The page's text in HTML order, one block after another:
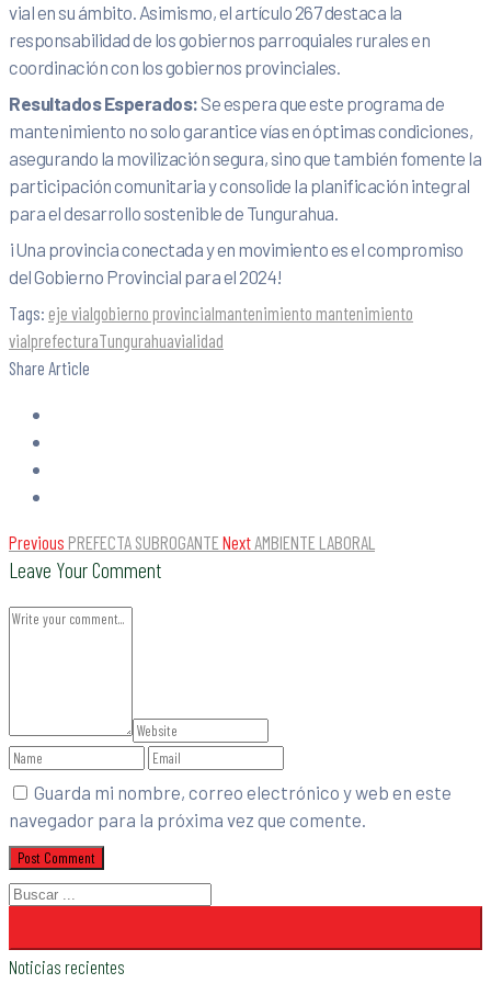
vial en su ámbito. Asimismo, el artículo 267 destaca la
responsabilidad de los gobiernos parroquiales rurales en
coordinación con los gobiernos provinciales.
Resultados Esperados: Se espera que este programa de
mantenimiento no solo garantice vías en óptimas condiciones,
asegurando la movilización segura, sino que también fomente la
participación comunitaria y consolide la planificación integral
para el desarrollo sostenible de Tungurahua.
¡Una provincia conectada y en movimiento es el compromiso
del Gobierno Provincial para el 2024!
Tags: eje vialgobierno provincialmantenimiento mantenimiento
vialprefecturaTungurahuavialidad
Share Article
Previous PREFECTA SUBROGANTE NextAMBIENTE LABORAL
Leave Your Comment
Guarda mi nombre, correo electrónico y web en este
navegador para la próxima vez que comente.
Noticias recientes